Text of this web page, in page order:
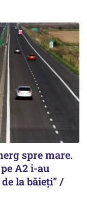
spre mare.
A2 i-au
la băieți” /